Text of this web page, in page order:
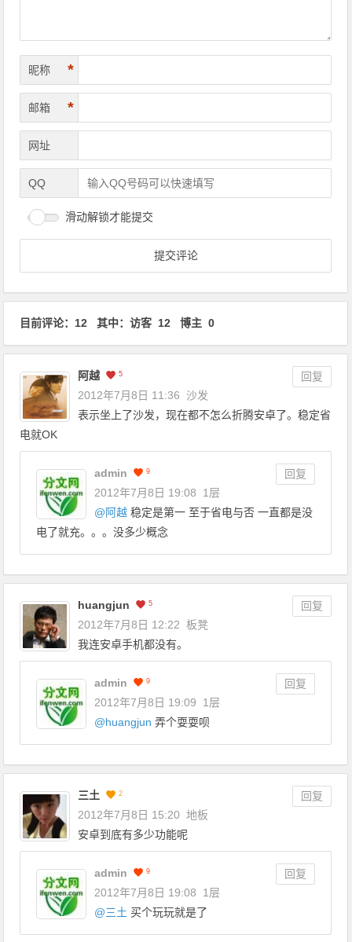
昵称 *
邮箱 *
网址
QQ
滑动解锁才能提交
目前评论：12 其中：访客 12 博主 0
阿越 5
回复
2012年7月8日 11:36
沙发
表示坐上了沙发，现在都不怎么折腾安卓了。稳定省
电就OK
admin 9
回复
2012年7月8日 19:08
1层
@阿越 稳定是第一 至于省电与否 一直都是没
电了就充。。。没多少概念
huangjun 5
回复
2012年7月8日 12:22 板凳
我连安卓手机都没有。
admin 9
回复
2012年7月8日 19:09
1层
@huangjun 弄个耍耍呗
三土 2
回复
2012年7月8日 15:20 地板
安卓到底有多少功能呢
admin 9
回复
2012年7月8日 19:08
1层
@三土 买个玩玩就是了